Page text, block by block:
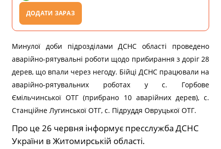
ДОДАТИ ЗАРАЗ
Минулої доби підрозділами ДСНС області проведено
аварійно-рятувальні роботи щодо прибирання з доріг 28
дерев, що впали через негоду. Бійці ДСНС працювали на
аварійно-рятувальних роботах у с. Горбове
Ємільчинської ОТГ (прибрано 10 аварійних дерев), с.
Станційне Лугинської ОТГ, с. Підруддя Овруцької ОТГ.
Про це 26 червня інформує пресслужба ДСНС
України в Житомирській області.